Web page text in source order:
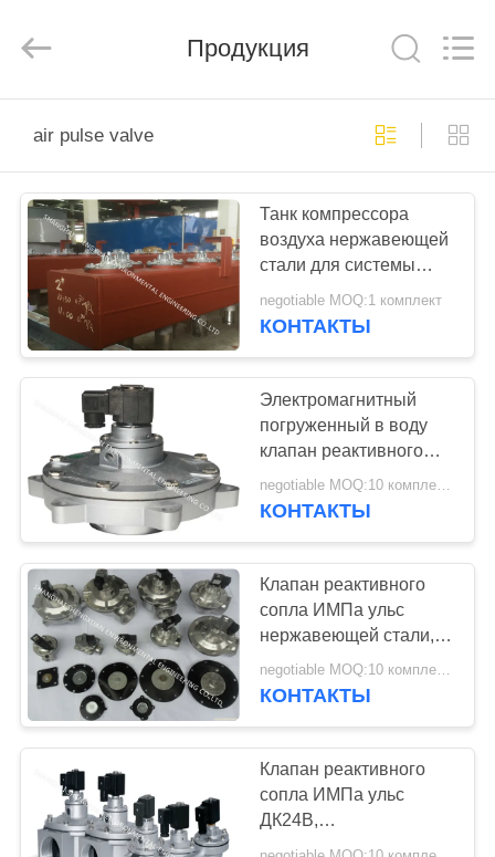
ПРОДУКТЫ
НАС
ПУТЕШЕСТВИЕ
ФАБРИКИ
ПРОВЕРКА
КАЧЕСТВА
СВЯЖИТЕСЬ
МЫ
СПРОСИТЕ
ЦИТАТУ
КАРТА
САЙТА
Rights
Reserved.
ECER
Продукция
air pulse valve
Танк компрессора
воздуха нержавеющей
стали для системы
воздуха сборников
фильтра сумки
negotiable MOQ:1 комплект
КОНТАКТЫ
Электромагнитный
погруженный в воду
клапан реактивного
сопла ИМПа ульс,
клапан ИМПа ульс
negotiable MOQ:10 комплектов
КОНТАКТЫ
Клапан реактивного
сопла ИМПа ульс
нержавеющей стали,
клапаны ИМПа ульс
сборника пыли АК220В
negotiable MOQ:10 комплектов
КОНТАКТЫ
Клапан реактивного
сопла ИМПа ульс
ДК24В,
пневматическая